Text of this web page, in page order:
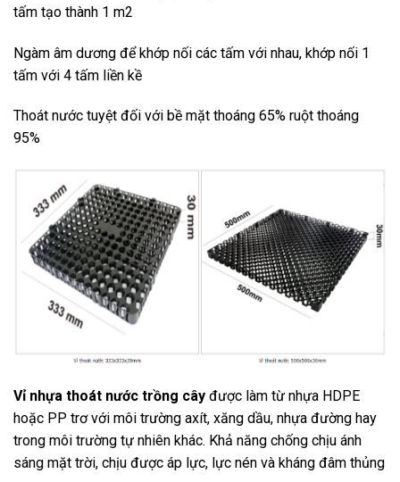
tấm tạo thành 1 m2
Ngàm âm dương để khớp nối các tấm với nhau, khớp nối 1
tấm với 4 tấm liền kề
Thoát nước tuyệt đối với bề mặt thoáng 65% ruột thoáng
95%
Vỉ nhựa thoát nước trồng cây được làm từ nhựa HDPE
hoặc PP trơ với môi trường axít, xăng dầu, nhựa đường hay
trong môi trường tự nhiên khác. Khả năng chống chịu ánh
sáng mặt trời, chịu được áp lực, lực nén và kháng đâm thủng